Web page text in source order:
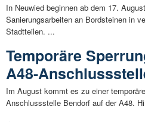
In Neuwied beginnen ab dem 17.
Sanierungsarbeiten an Bordsteinen in
Stadtteilen. ...
Temporäre
A48-
Im August kommt es zu einer
Anschlussstelle Bendorf auf der A48.